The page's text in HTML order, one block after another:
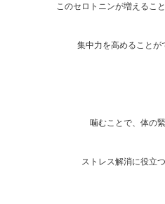
このセロトニンが増えるこ
集中力を高めることが
噛むことで、体の
ストレス解消に役立